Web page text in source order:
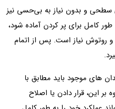
سطحی و بدون نیاز به بی‌حسی نیز
کامل برای پر کردن آماده شود،
و روتوش نیاز است. پس از اتمام
های موجود باید مطابق با
بر این، قرار دادن یا اصلاح